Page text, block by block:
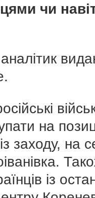
чи
аналітик
на
заходу, на
із